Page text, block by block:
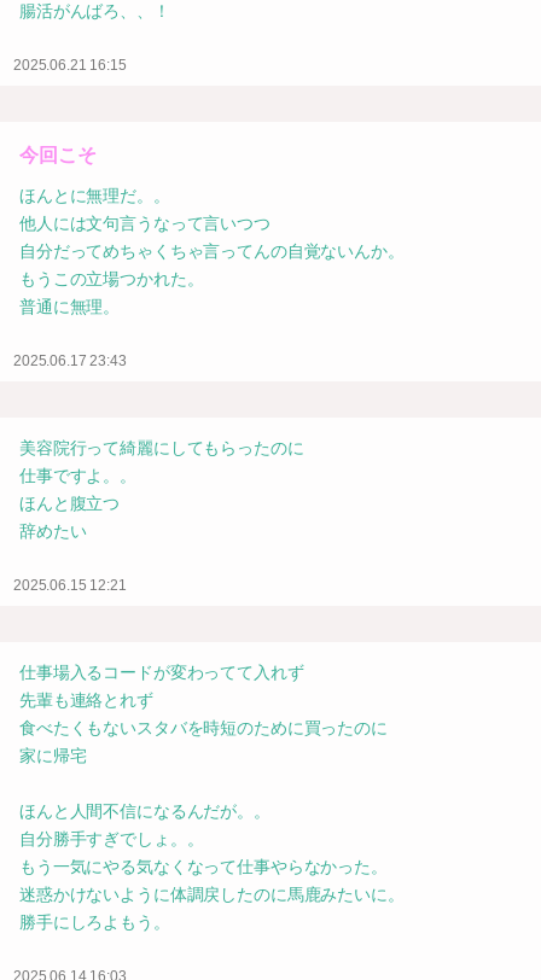
腸活がんばろ、、！
2025.06.21 16:15
今回こそ
ほんとに無理だ。。
他人には文句言うなって言いつつ
自分だってめちゃくちゃ言ってんの自覚ないんか。
もうこの立場つかれた。
普通に無理。
2025.06.17 23:43
美容院行って綺麗にしてもらったのに
仕事ですよ。。
ほんと腹立つ
辞めたい
2025.06.15 12:21
仕事場入るコードが変わってて入れず
先輩も連絡とれず
食べたくもないスタバを時短のために買ったのに
家に帰宅
ほんと人間不信になるんだが。。
自分勝手すぎでしょ。。
もう一気にやる気なくなって仕事やらなかった。
迷惑かけないように体調戻したのに馬鹿みたいに。
勝手にしろよもう。